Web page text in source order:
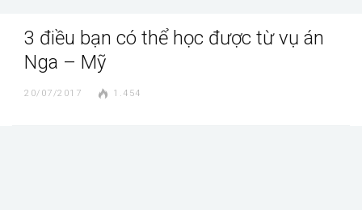
3 điều bạn có thể học được từ vụ án
Nga – Mỹ
20/07/2017 1.454